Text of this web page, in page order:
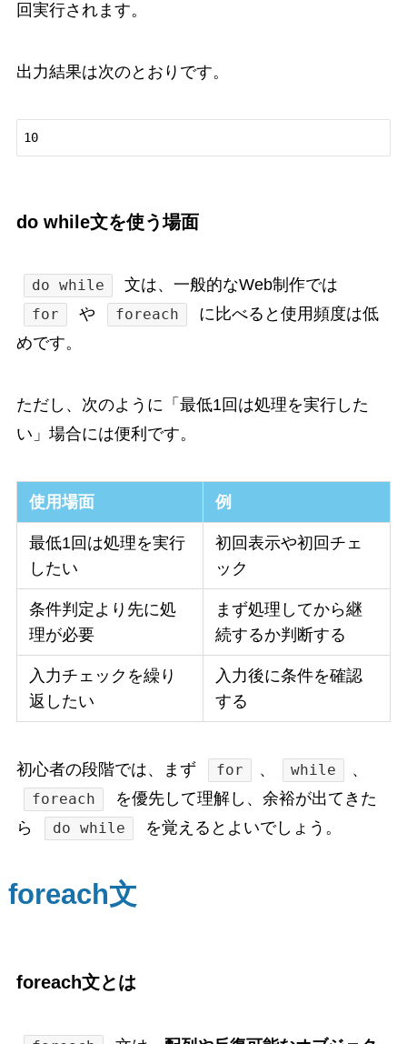
回実行されます。
出力結果は次のとおりです。
10
do while文を使う場面
do while 文は、一般的なWeb制作では
for や foreach
に比べると使用頻度は低
めです。
ただし、次のように「最低1回は処理を実行した
い」場合には便利です。
使用場面 例
最低1回は処理を実行
したい
初回表示や初回チェ
ック
条件判定より先に処
理が必要
まず処理してから継
続するか判断する
入力チェックを繰り
返したい
入力後に条件を確認
する
初心者の段階では、まず for 、 while 、
foreach
を優先して理解し、余裕が出てきた
ら
do while を覚えるとよいでしょう。
foreach文
foreach文とは